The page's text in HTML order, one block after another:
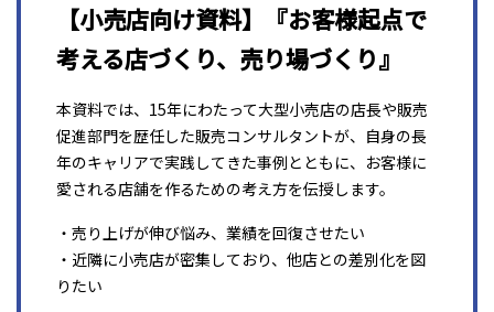
【小売店向け資料】『お客様起点で
考える店づくり、売り場づくり』
本資料では、15年にわたって大型小売店の店長や販売
促進部門を歴任した販売コンサルタントが、自身の長
年のキャリアで実践してきた事例とともに、お客様に
愛される店舗を作るための考え方を伝授します。
・売り上げが伸び悩み、業績を回復させたい
・近隣に小売店が密集しており、他店との差別化を図
りたい